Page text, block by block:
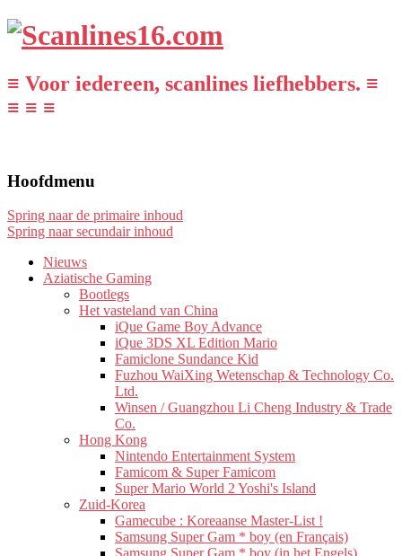
≡ Voor iedereen, scanlines liefhebbers. ≡
≡ ≡ ≡
Hoofdmenu
Spring naar de primaire inhoud
Spring naar secundair inhoud
Nieuws
Aziatische Gaming
Bootlegs
Het vasteland van China
iQue Game Boy Advance
iQue 3DS XL Edition Mario
Famiclone Sundance Kid
Fuzhou WaiXing Wetenschap & Technology Co.
Ltd.
Winsen / Guangzhou Li Cheng Industry & Trade
Co.
Hong Kong
Nintendo Entertainment System
Famicom & Super Famicom
Super Mario World 2 Yoshi's Island
Zuid-Korea
Gamecube : Koreaanse Master-List !
Samsung Super Gam * boy (en Français)